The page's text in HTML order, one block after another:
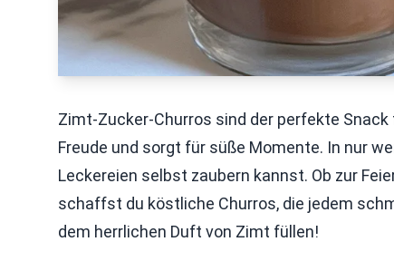
Zimt-Zucker-Churros sind der perfekte
Freude und sorgt für süße Momente. In nur
Leckereien selbst zaubern kannst. Ob zur
schaffst du köstliche Churros, die jedem
dem herrlichen Duft von Zimt füllen!